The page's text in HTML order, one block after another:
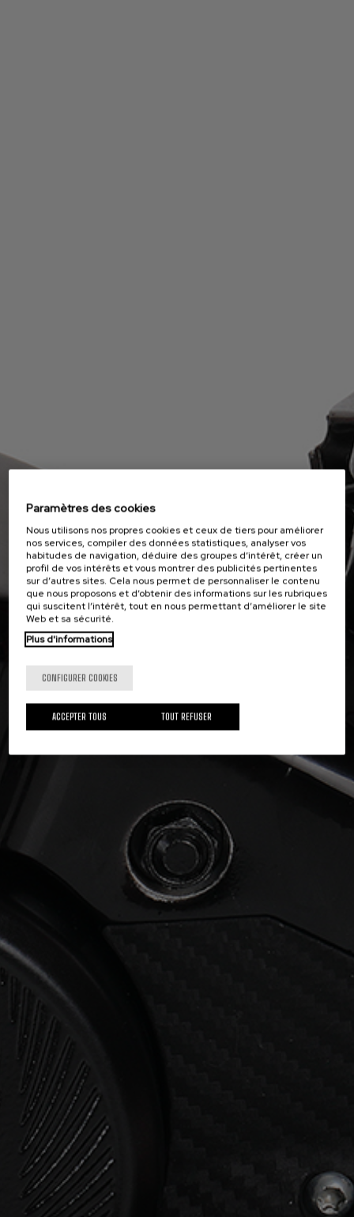
Paramètres des cookies
Nous utilisons nos propres cookies et ceux de tiers pour améliorer
nos services, compiler des données statistiques, analyser vos
habitudes de navigation, déduire des groupes d’intérêt, créer un
profil de vos intérêts et vous montrer des publicités pertinentes
sur d’autres sites. Cela nous permet de personnaliser le contenu
que nous proposons et d’obtenir des informations sur les rubriques
qui suscitent l’intérêt, tout en nous permettant d’améliorer le site
Web et sa sécurité.
Plus d'informations
CONFIGURER COOKIES
TOUT REFUSER
ACCEPTER TOUS